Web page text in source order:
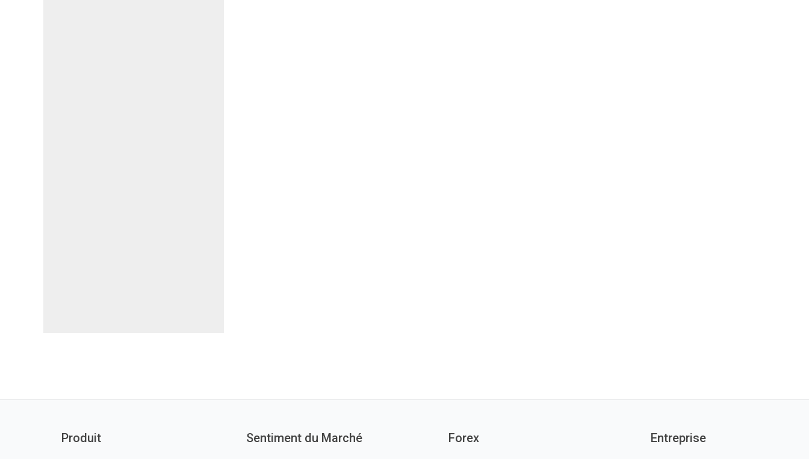
Produit Sentiment du Marché Forex Entreprise